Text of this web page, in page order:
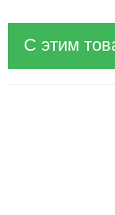
С этим